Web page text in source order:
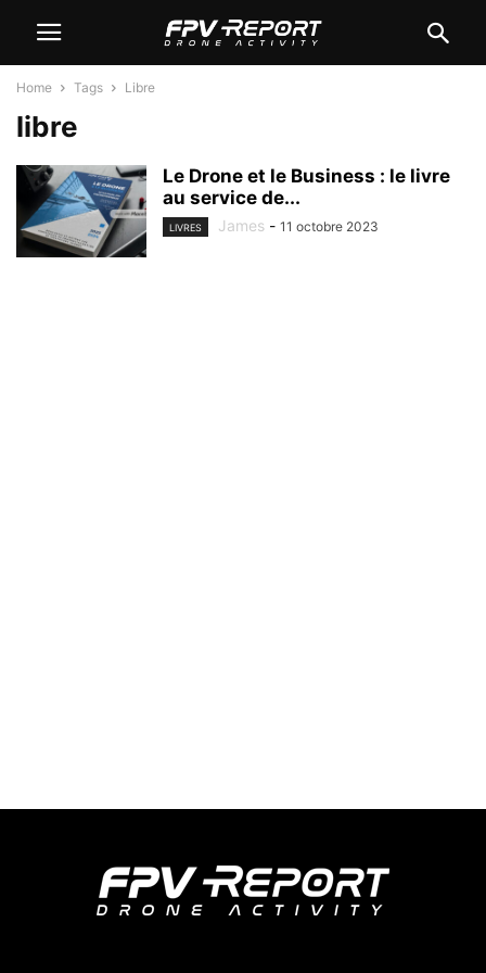
Home Tags Libre
libre
Le Drone et le Business : le livre
au service de...
LIVRES James - 11 octobre 2023